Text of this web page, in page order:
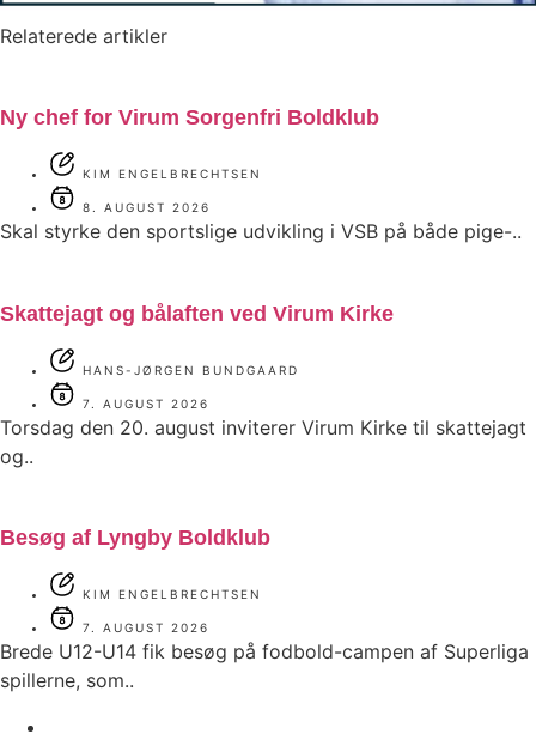
Relaterede artikler
Ny chef for Virum Sorgenfri Boldklub
KIM ENGELBRECHTSEN
8. AUGUST 2026
Skal styrke den sportslige udvikling i VSB på både pige-..
Skattejagt og bålaften ved Virum Kirke
HANS-JØRGEN BUNDGAARD
7. AUGUST 2026
Torsdag den 20. august inviterer Virum Kirke til skattejagt
og..
Besøg af Lyngby Boldklub
KIM ENGELBRECHTSEN
7. AUGUST 2026
Brede U12-U14 fik besøg på fodbold-campen af Superliga
spillerne, som..